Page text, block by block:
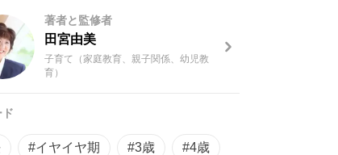
著者と監修者
田宮由美
子育て（家庭教育、親子関係、幼児教
育）
#イヤイヤ期 #3歳 #4歳